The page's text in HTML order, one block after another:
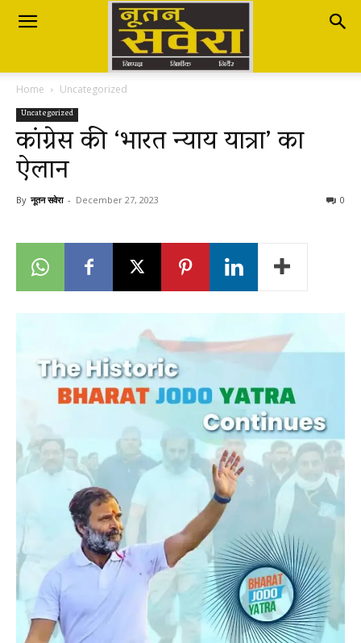
Nutan
Savera
नूतन
Breaking
Home Uncategorized
Uncategorized
कांग्रेस की ‘भारत न्याय यात्रा’ का
ऐलान
By नूतन सवेरा - December 27, 2023 0